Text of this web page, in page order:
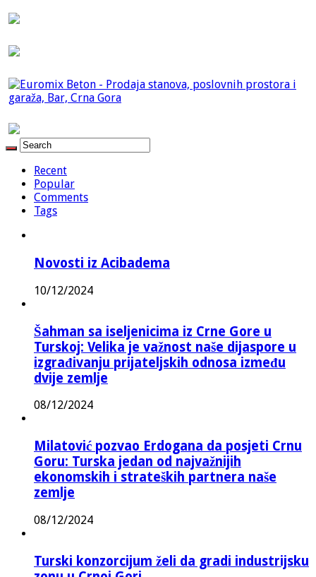
Recent
Popular
Comments
Tags
Novosti iz Acibadema
10/12/2024
Šahman sa iseljenicima iz Crne Gore u
Turskoj: Velika je važnost naše dijaspore u
izgrađivanju prijateljskih odnosa između
dvije zemlje
08/12/2024
Milatović pozvao Erdogana da posjeti Crnu
Goru: Turska jedan od najvažnijih
ekonomskih i strateških partnera naše
zemlje
08/12/2024
Turski konzorcijum želi da gradi industrijsku